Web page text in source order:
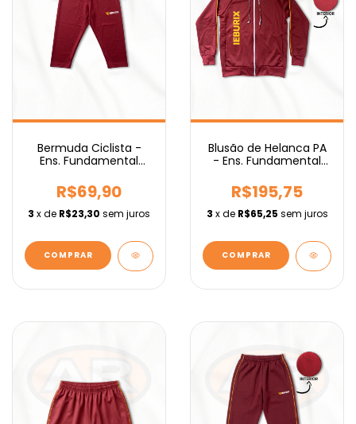
Bermuda Ciclista -
Ens. Fundamental
R$69,90
3 x de R$23,30 sem juros
COMPRAR
Blusão de Helanca PA
- Ens. Fundamental
R$195,75
3 x de R$65,25 sem juros
COMPRAR